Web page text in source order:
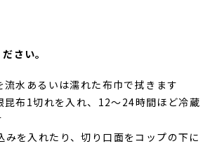
さい。
流水あるいは濡れた布巾で拭きます
昆布1切れを入れ、12～24時間ほど冷蔵
を入れたり、切り口面をコップの下に